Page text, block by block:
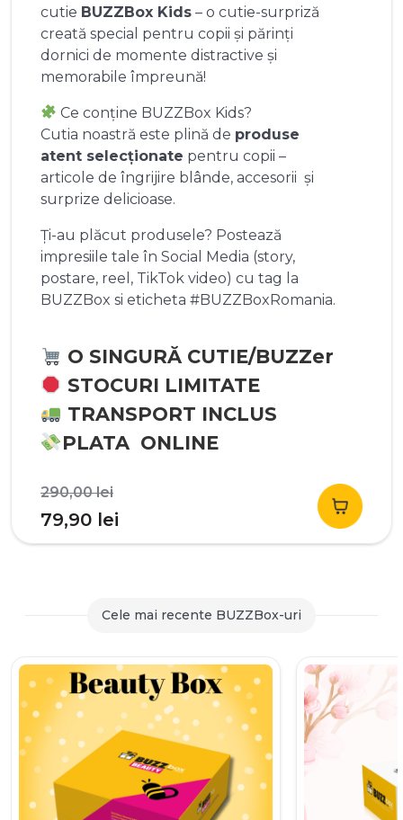
cutie BUZZBox Kids – o cutie-surpriză
creată special pentru copii și părinți
dornici de momente distractive și
memorabile împreună!
Ce conține BUZZBox Kids?
Cutia noastră este plină de produse
atent selecționate pentru copii –
articole de îngrijire blânde, accesorii și
surprize delicioase.
Ți-au plăcut produsele? Postează
impresiile tale în Social Media (story,
postare, reel, TikTok video) cu tag la
BUZZBox si eticheta #BUZZBoxRomania.
O SINGURĂ CUTIE/BUZZer
STOCURI LIMITATE
TRANSPORT INCLUS
PLATA ONLINE
290,00leiPrețul
inițial
a
290,00 lei.
79,90 lei
curent
79,90 lei.
Cele mai recente BUZZBox-uri